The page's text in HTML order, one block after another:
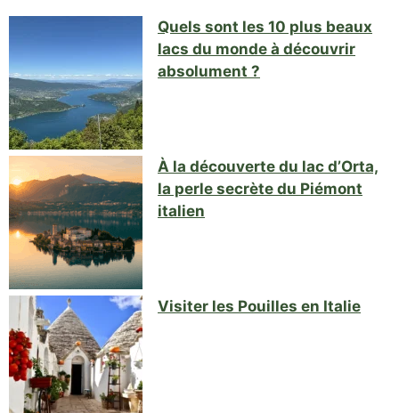
Quels sont les 10 plus beaux
lacs du monde à découvrir
absolument ?
À la découverte du lac d’Orta,
la perle secrète du Piémont
italien
Visiter les Pouilles en Italie